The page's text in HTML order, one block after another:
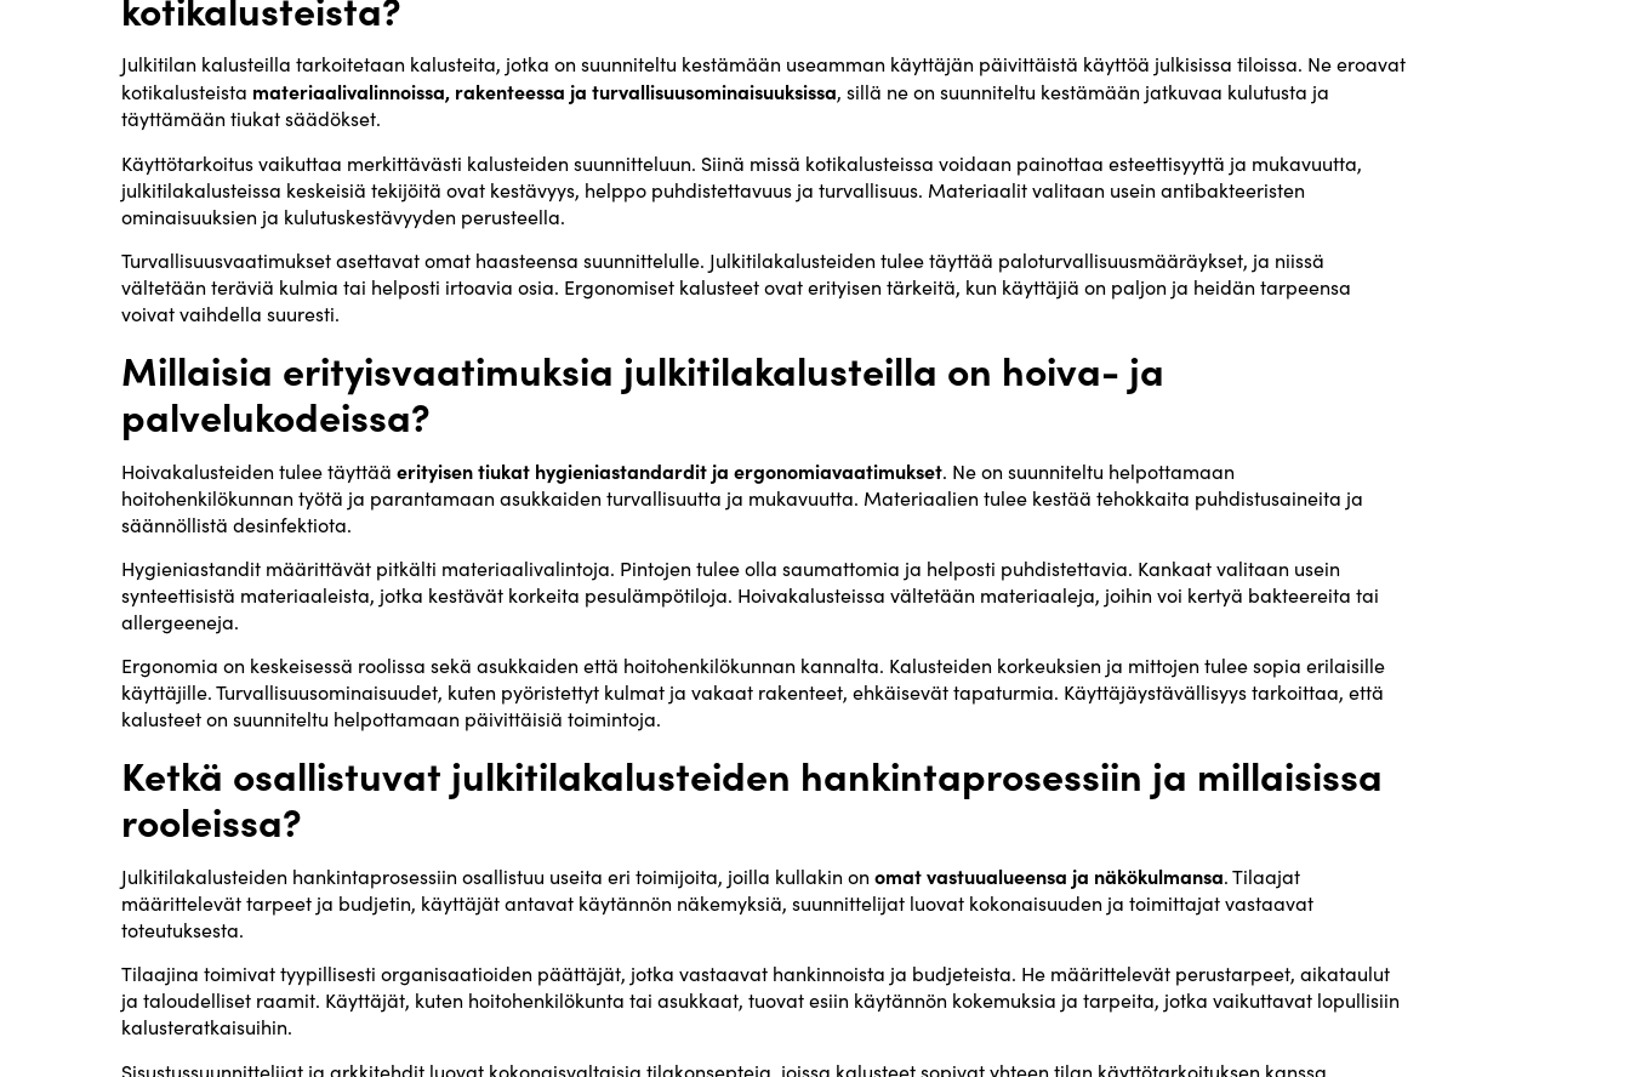
Julkitilan kalusteilla tarkoitetaan kalusteita, jotka on suunniteltu kestämään useamman käyttäjän päivittäistä käyttöä julkisissa tiloissa. Ne eroavat
kotikalusteista materiaalivalinnoissa, rakenteessa ja turvallisuusominaisuuksissa, sillä ne on suunniteltu kestämään jatkuvaa kulutusta ja
täyttämään tiukat säädökset.
Käyttötarkoitus vaikuttaa merkittävästi kalusteiden suunnitteluun. Siinä missä kotikalusteissa voidaan painottaa esteettisyyttä ja mukavuutta,
julkitilakalusteissa keskeisiä tekijöitä ovat kestävyys, helppo puhdistettavuus ja turvallisuus. Materiaalit valitaan usein antibakteeristen
ominaisuuksien ja kulutuskestävyyden perusteella.
Turvallisuusvaatimukset asettavat omat haasteensa suunnittelulle. Julkitilakalusteiden tulee täyttää paloturvallisuusmääräykset, ja niissä
vältetään teräviä kulmia tai helposti irtoavia osia. Ergonomiset kalusteet ovat erityisen tärkeitä, kun käyttäjiä on paljon ja heidän tarpeensa
voivat vaihdella suuresti.
Millaisia erityisvaatimuksia julkitilakalusteilla on hoiva- ja
palvelukodeissa?
Hoivakalusteiden tulee täyttää erityisen tiukat hygieniastandardit ja ergonomiavaatimukset. Ne on suunniteltu helpottamaan
hoitohenkilökunnan työtä ja parantamaan asukkaiden turvallisuutta ja mukavuutta. Materiaalien tulee kestää tehokkaita puhdistusaineita ja
säännöllistä desinfektiota.
Hygieniastandit määrittävät pitkälti materiaalivalintoja. Pintojen tulee olla saumattomia ja helposti puhdistettavia. Kankaat valitaan usein
synteettisistä materiaaleista, jotka kestävät korkeita pesulämpötiloja. Hoivakalusteissa vältetään materiaaleja, joihin voi kertyä bakteereita tai
allergeeneja.
Ergonomia on keskeisessä roolissa sekä asukkaiden että hoitohenkilökunnan kannalta. Kalusteiden korkeuksien ja mittojen tulee sopia erilaisille
käyttäjille. Turvallisuusominaisuudet, kuten pyöristettyt kulmat ja vakaat rakenteet, ehkäisevät tapaturmia. Käyttäjäystävällisyys tarkoittaa, että
kalusteet on suunniteltu helpottamaan päivittäisiä toimintoja.
Ketkä osallistuvat julkitilakalusteiden hankintaprosessiin ja millaisissa
rooleissa?
Julkitilakalusteiden hankintaprosessiin osallistuu useita eri toimijoita, joilla kullakin on omat vastuualueensa ja näkökulmansa. Tilaajat
määrittelevät tarpeet ja budjetin, käyttäjät antavat käytännön näkemyksiä, suunnittelijat luovat kokonaisuuden ja toimittajat vastaavat
toteutuksesta.
Tilaajina toimivat tyypillisesti organisaatioiden päättäjät, jotka vastaavat hankinnoista ja budjeteista. He määrittelevät perustarpeet, aikataulut
ja taloudelliset raamit. Käyttäjät, kuten hoitohenkilökunta tai asukkaat, tuovat esiin käytännön kokemuksia ja tarpeita, jotka vaikuttavat lopullisiin
kalusteratkaisuihin.
Sisustussuunnittelijat ja arkkitehdit luovat kokonaisvaltaisia tilakonsepteja, joissa kalusteet sopivat yhteen tilan käyttötarkoituksen kanssa.